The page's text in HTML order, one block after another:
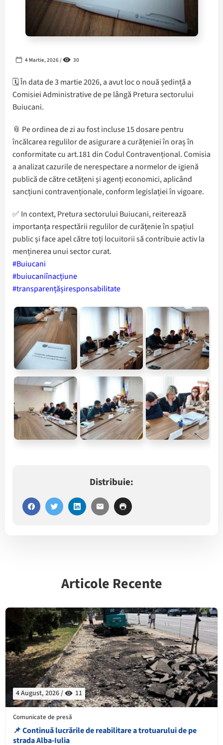
4 Martie, 2026 / 30
🗓️ În data de 3 martie 2026, a avut loc o nouă ședință a
Comisiei Administrative de pe lângă Pretura sectorului
Buiucani.
📎 Pe ordinea de zi au fost incluse 15 dosare pentru
încălcarea regulilor de asigurare a curățeniei în oraș în
conformitate cu art.181 din Codul Contravențional. Comisia
a analizat cazurile de nerespectare a normelor de igienă
publică de către cetățeni și agenți economici, aplicând
sancțiuni contravenționale, conform legislației în vigoare.
✅ In context, Pretura sectorului Buiucani, reiterează
importanța respectării regulilor de curățenie în spațiul
public și face apel către toți locuitorii să contribuie activ la
menținerea unui sector curat.
#Buiucani
#buiucaniînacțiune
#transparențășiresponsabilitate
Distribuie:
Articole Recente
4 August, 2026 / 11
Comunicate de presă
📌 Continuă lucrările de reabilitare a trotuarului de pe
strada Alba-Iulia